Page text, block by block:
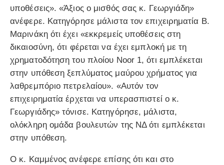
υποθέσεις». «Άξιος ο μισθός σας κ. Γεωργιάδη»
ανέφερε. Κατηγόρησε μάλιστα τον επιχειρηματία Β.
Μαρινάκη ότι έχει «εκκρεμείς υποθέσεις στη
δικαιοσύνη, ότι φέρεται να έχει εμπλοκή με τη
χρηματοδότηση του πλοίου Noor 1, ότι εμπλέκεται
στην υπόθεση ξεπλύματος μαύρου χρήματος για
λαθρεμπόριο πετρελαίου». «Αυτόν τον
επιχειρηματία έρχεται να υπερασπιστεί ο κ.
Γεωργιάδης» τόνισε. Κατηγόρησε, μάλιστα,
ολόκληρη ομάδα βουλευτών της ΝΔ ότι εμπλέκεται
στην υπόθεση.
Ο κ. Καμμένος ανέφερε επίσης ότι και στο